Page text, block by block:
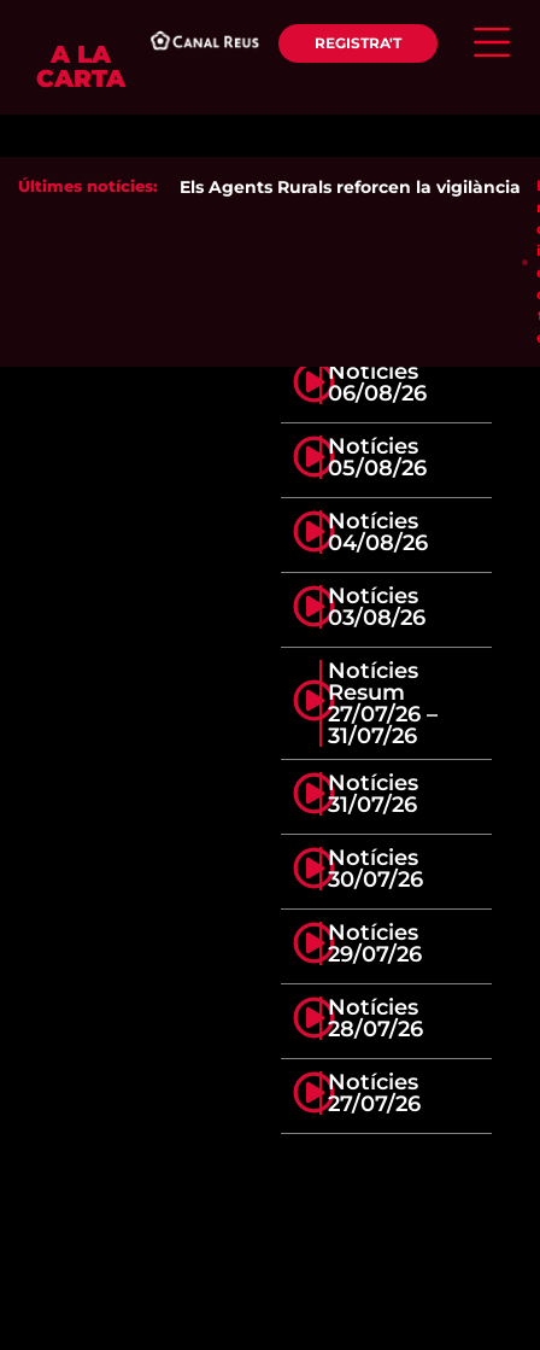
A LA
CARTA
REGISTRA'T
Últimes notícies: Els Agents Rurals reforcen la vigilància
Notícies
06/08/26
Notícies
05/08/26
Notícies
04/08/26
Notícies
03/08/26
Notícies
Resum
27/07/26 –
31/07/26
Notícies
31/07/26
Notícies
30/07/26
Notícies
29/07/26
Notícies
28/07/26
Notícies
27/07/26